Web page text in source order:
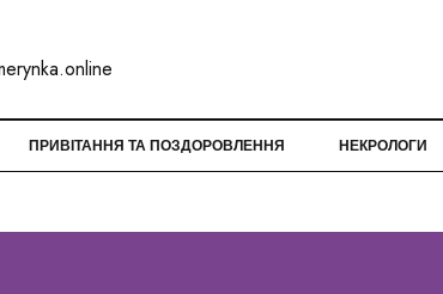
ПРИВІТАННЯ ТА ПОЗДОРОВЛЕННЯ НЕКРОЛОГИ